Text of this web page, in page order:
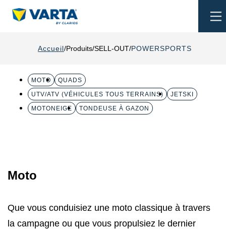
Accueil Produits SELL-OUT POWERSPORTS
MOTO
QUADS
UTV/ATV (VÉHICULES TOUS TERRAINS)
JETSKI
MOTONEIGE
TONDEUSE À GAZON
Moto
Que vous conduisiez une moto classique à travers
la campagne ou que vous propulsiez le dernier